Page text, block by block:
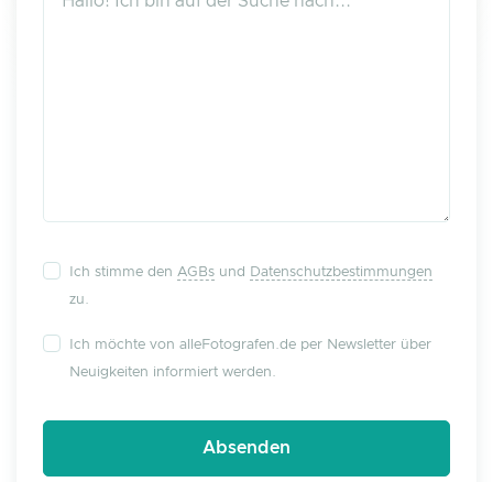
Ich stimme den AGBs und
Datenschutzbestimmungen
zu.
Ich möchte von alleFotografen.de per Newsletter über
Neuigkeiten informiert werden.